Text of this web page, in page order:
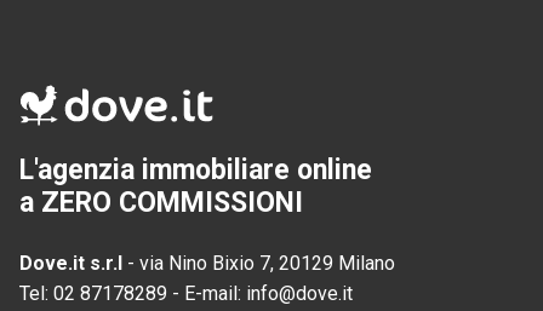
L'agenzia immobiliare online
a ZERO COMMISSIONI
Dove.it s.r.l - via Nino Bixio 7, 20129 Milano
Tel: 02 87178289 - E-mail: info@dove.it